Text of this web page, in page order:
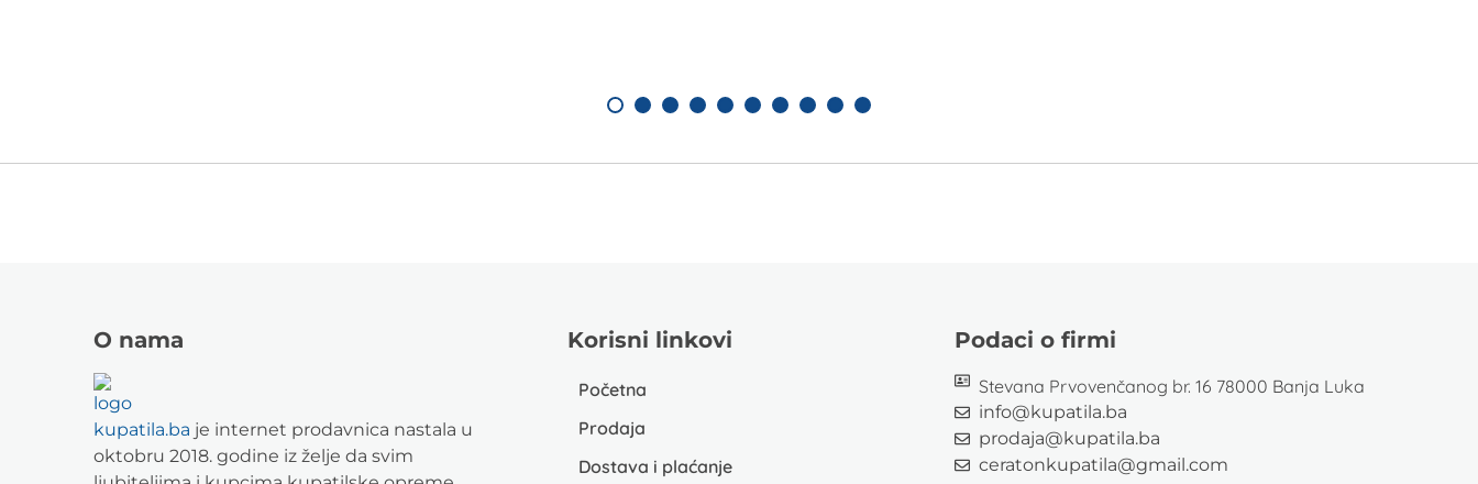
O nama
kupatila.ba je internet prodavnica nastala u
oktobru 2018. godine iz želje da svim
Korisni linkovi
Početna
Prodaja
Dostava i plaćanje
Podaci o firmi
Stevana Prvovenčanog br. 16 78000 Banja Luka
info@kupatila.ba
prodaja@kupatila.ba
ceratonkupatila@gmail.com